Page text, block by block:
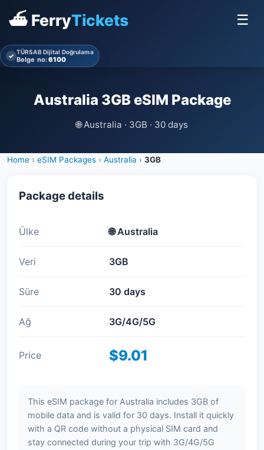
⛴ FerryTickets ☰
✓ TÜRSAB Dijital Doğrulama
Belge no:6100
Australia 3GB eSIM Package
🌐Australia · 3GB · 30 days
Home › eSIM Packages › Australia › 3GB
Package details
Ülke 🌐Australia
Veri 3GB
Süre 30 days
Ağ 3G/4G/5G
Price $9.01
This eSIM package for Australia includes 3GB of
mobile data and is valid for 30 days. Install it quickly
with a QR code without a physical SIM card and
stay connected during your trip with 3G/4G/5G